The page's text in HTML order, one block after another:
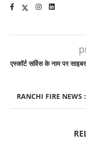
एस्कॉर्ट सर्विस के नाम पर
RANCHI FIRE NEWS :